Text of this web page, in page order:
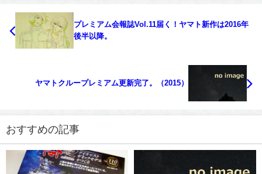
プレミアム会報誌Vol.11届く！ヤマト新作は2016年
後半以降。
ヤマトクループレミアム更新完了。（2015）
おすすめの記事